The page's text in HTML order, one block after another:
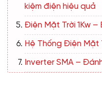
kiệm điện hiệu quả
Điện Mặt Trời 1Kw
Hệ Thống Điện Mặt
Inverter SMA –